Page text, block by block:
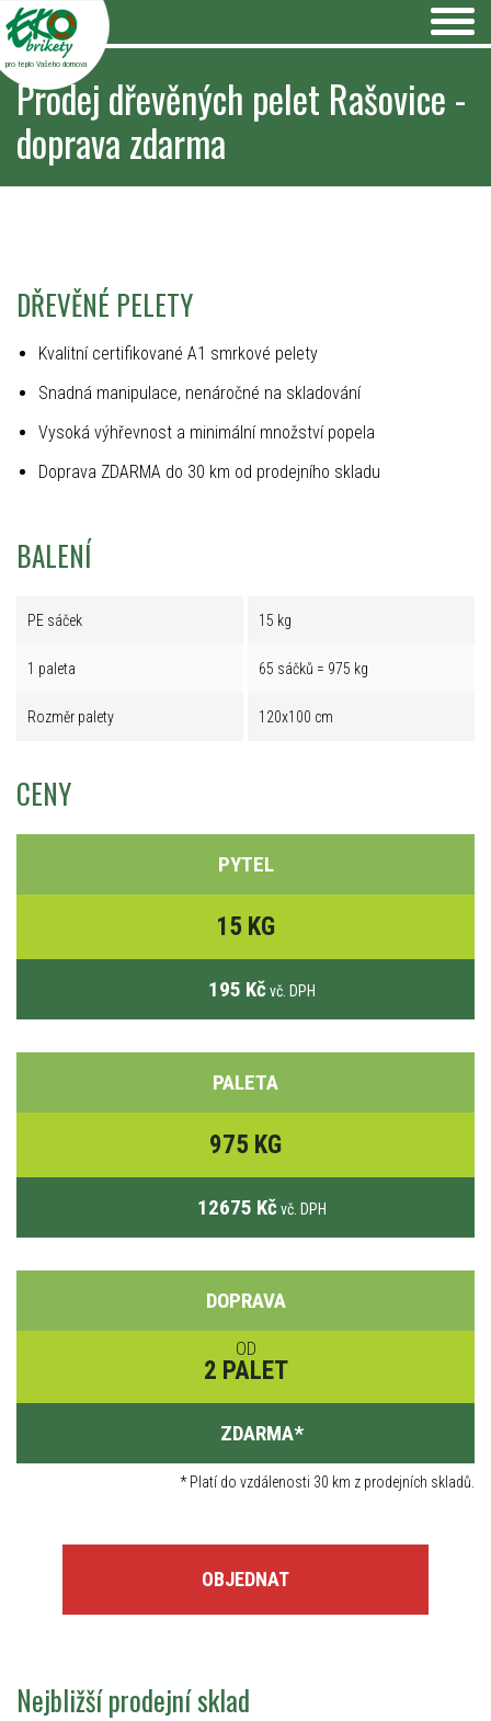
pro teplo Vašeho domova
Prodej dřevěných pelet Rašovice -
doprava zdarma
DŘEVĚNÉ PELETY
Kvalitní certifikované A1 smrkové pelety
Snadná manipulace, nenáročné na skladování
Vysoká výhřevnost a minimální množství popela
Doprava ZDARMA do 30 km od prodejního skladu
BALENÍ
PE sáček 15 kg
1 paleta 65 sáčků = 975 kg
Rozměr palety 120x100 cm
CENY
PYTEL
15 KG
195 Kč vč. DPH
PALETA
975 KG
12675 Kč vč. DPH
DOPRAVA
OD
2 PALET
ZDARMA*
*Platí do vzdálenosti 30 km z prodejních skladů.
OBJEDNAT
Nejbližší prodejní sklad